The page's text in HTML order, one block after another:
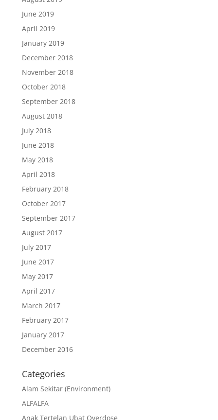
June 2019
April 2019
January 2019
December 2018
November 2018
October 2018
September 2018
August 2018
July 2018
June 2018
May 2018
April 2018
February 2018
October 2017
September 2017
August 2017
July 2017
June 2017
May 2017
April 2017
March 2017
February 2017
January 2017
December 2016
Categories
Alam Sekitar (Environment)
ALFALFA
Anak Tertelan Ubat Overdose